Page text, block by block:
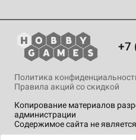
+7
Копирование материалов
администрации
Содержимое сайта не
Политика
Правила акций со скидкой